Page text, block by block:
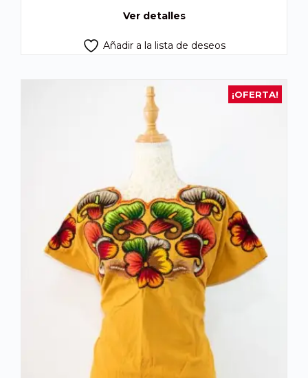
Ver detalles
Añadir a la lista de deseos
¡OFERTA!